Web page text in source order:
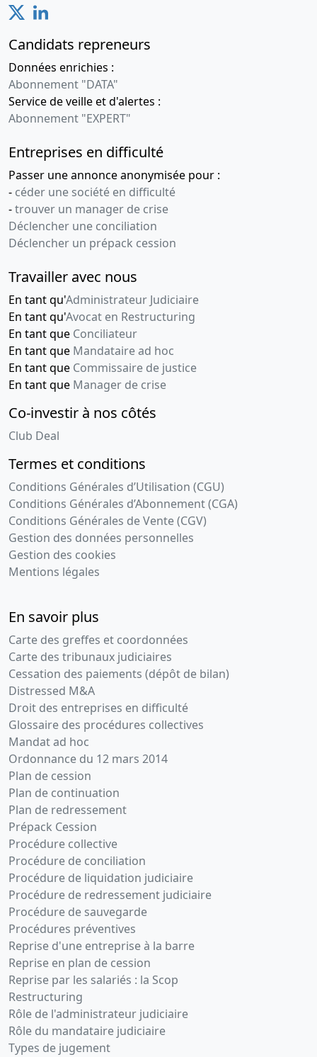
Candidats repreneurs
Données enrichies :
Abonnement "DATA"
Service de veille et d'alertes :
Abonnement "EXPERT"
Entreprises en difficulté
Passer une annonce anonymisée pour :
- céder une société en difficulté
-trouver un manager de crise
Déclencher une conciliation
Déclencher un prépack cession
Travailler avec nous
En tant qu'Administrateur Judiciaire
En tant qu'Avocat en Restructuring
En tant que Conciliateur
En tant que Mandataire ad hoc
En tant que Commissaire de justice
En tant que Manager de crise
Co-investir à nos côtés
Club Deal
Termes et conditions
Conditions Générales d’Utilisation (CGU)
Conditions Générales d’Abonnement (CGA)
Conditions Générales de Vente (CGV)
Gestion des données personnelles
Gestion des cookies
Mentions légales
En savoir plus
Carte des greffes et coordonnées
Carte des tribunaux judiciaires
Cessation des paiements (dépôt de bilan)
Distressed M&A
Droit des entreprises en difficulté
Glossaire des procédures collectives
Mandat ad hoc
Ordonnance du 12 mars 2014
Plan de cession
Plan de continuation
Plan de redressement
Prépack Cession
Procédure collective
Procédure de conciliation
Procédure de liquidation judiciaire
Procédure de redressement judiciaire
Procédure de sauvegarde
Procédures préventives
Reprise d'une entreprise à la barre
Reprise en plan de cession
Reprise par les salariés : la Scop
Restructuring
Rôle de l'administrateur judiciaire
Rôle du mandataire judiciaire
Types de jugement